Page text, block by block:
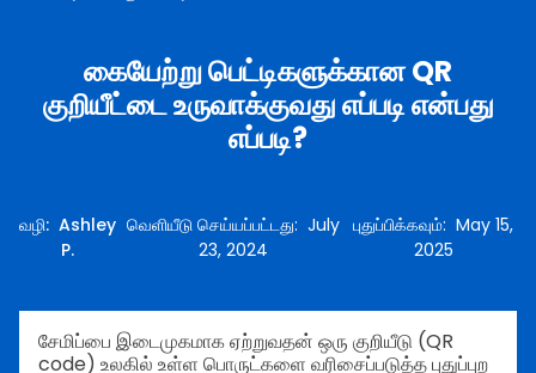
கையேற்று பெட்டிகளுக்கான QR
குறியீட்டை உருவாக்குவது எப்படி என்பது
எப்படி?
வழி: Ashley
P.
வெளியீடு செய்யப்பட்டது: July
23, 2024
புதுப்பிக்கவும்:May 15,
2025
சேமிப்பை இடைமுகமாக ஏற்றுவதன் ஒரு குறியீடு (QR
code) உலகில் உள்ள பொருட்களை வரிசைப்படுத்த புதுப்புற